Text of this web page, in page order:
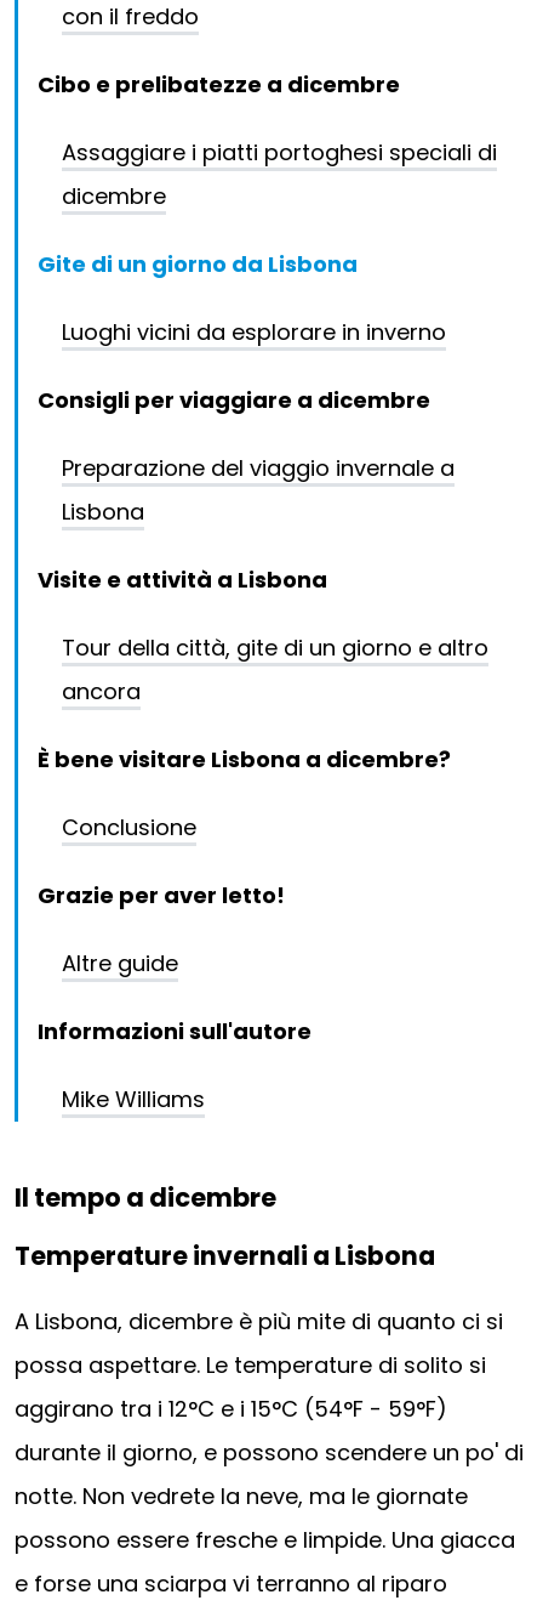
con il freddo
Cibo e prelibatezze a dicembre
Assaggiare i piatti portoghesi speciali di
dicembre
Gite di un giorno da Lisbona
Luoghi vicini da esplorare in inverno
Consigli per viaggiare a dicembre
Preparazione del viaggio invernale a
Lisbona
Visite e attività a Lisbona
Tour della città, gite di un giorno e altro
ancora
È bene visitare Lisbona a dicembre?
Conclusione
Grazie per aver letto!
Altre guide
Informazioni sull'autore
Mike Williams
Il tempo a dicembre
Temperature invernali a Lisbona
A Lisbona, dicembre è più mite di quanto ci si
possa aspettare. Le temperature di solito si
aggirano tra i 12°C e i 15°C (54°F - 59°F)
durante il giorno, e possono scendere un po' di
notte. Non vedrete la neve, ma le giornate
possono essere fresche e limpide. Una giacca
e forse una sciarpa vi terranno al riparo